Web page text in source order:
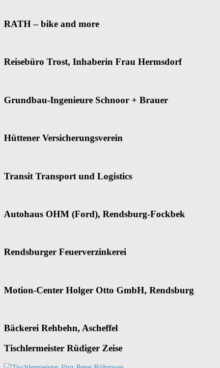
RATH – bike and more
Reisebüro Trost, Inhaberin Frau Hermsdorf
Grundbau-Ingenieure Schnoor + Brauer
Hüttener Versicherungsverein
Transit Transport und Logistics
Autohaus OHM (Ford), Rendsburg-Fockbek
Rendsburger Feuerverzinkerei
Motion-Center Holger Otto GmbH, Rendsburg
Bäckerei Rehbehn, Ascheffel
Tischlermeister Rüdiger Zeise